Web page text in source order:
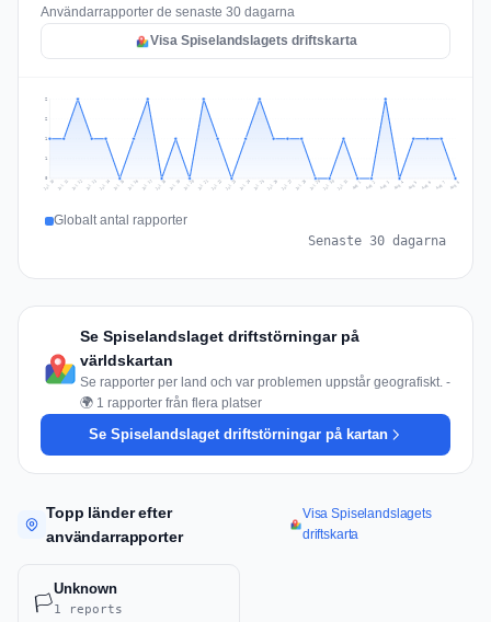
Användarrapporter de senaste 30 dagarna
Visa Spiselandslagets driftskarta
1
1
2
2
Jul 10 Jul 11 Jul 12 Jul 13 Jul 14 Jul 15 Jul 16 Jul 17 Jul 18 Jul 19 Jul 20 Jul 21 Jul 22 Jul 23 Jul 24 Jul 25 Jul 26 Jul 27 Jul 28 Jul 29 Jul 30 Jul 31 Aug 1 Aug 2 Aug 3 Aug 4 Aug 5 Aug 6 Aug 7 Aug 8
Globalt antal rapporter
Senaste 30 dagarna
Se Spiselandslaget driftstörningar på
världskartan
Se rapporter per land och var problemen uppstår geografiskt. -
🌍 1 rapporter från flera platser
Se Spiselandslaget driftstörningar på kartan
Topp länder efter
användarrapporter
Visa Spiselandslagets
driftskarta
🏳️
Unknown
1 reports